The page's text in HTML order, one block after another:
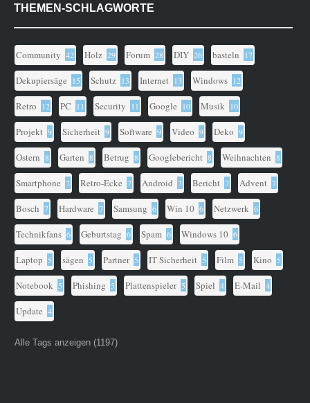
THEMEN-SCHLAGWORTE
Community 42 Holz 29 Forum 28 DIY 26 basteln 17
Dekupiersäge 15 Schutz 13 Internet 13 Windows 12
Retro 12 PC 11 Security 11 Google 10 Musik 10
Projekt 9 Sicherheit 9 Software 9 Video 9 Deko 9
Ostern 8 Garten 8 Betrug 8 Googlebericht 8 Weihnachten 8
Smartphone 7 Retro-Ecke 7 Android 7 Bericht 7 Advent 7
Bosch 7 Hardware 7 Samsung 6 Win 10 6 Netzwerk 6
Technikfans 6 Geburtstag 6 Spam 6 Windows 10 6
Laptop 5 sägen 5 Partner 5 IT Sicherheit 5 Film 5 Kino 5
Notebook 5 Phishing 5 Plattenspieler 5 Spiel 4 E-Mail 4
Update 4
Alle Tags anzeigen (1197)